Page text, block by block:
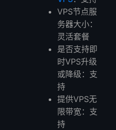
VPS节点服
务器大小：
灵活套餐
是否支持即
时VPS升级
或降级：支
持
提供VPS无
限带宽：支
持